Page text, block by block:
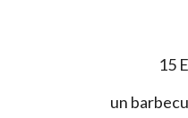
15
un